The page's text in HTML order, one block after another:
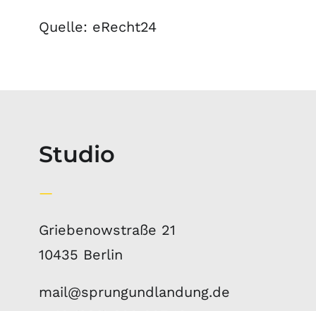
Quelle: eRecht24
Studio
—
Griebenowstraße 21
10435 Berlin
mail@sprungundlandung.de